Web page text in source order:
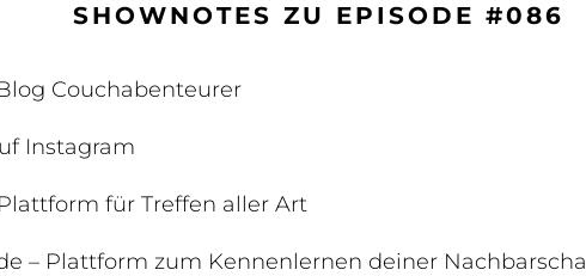
SHOWNOTES ZU EPISODE #086
Couchabenteurer
Instagram
für Treffen aller Art
– Plattform zum Kennenlernen deiner